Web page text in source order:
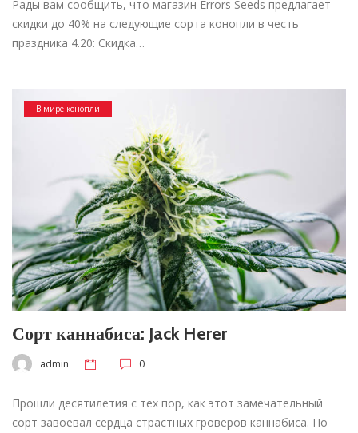
Рады вам сообщить, что магазин Errors Seeds предлагает
скидки до 40% на следующие сорта конопли в честь
праздника 4.20: Скидка…
В мире конопли
Сорт каннабиса: Jack Herer
admin 0
Прошли десятилетия с тех пор, как этот замечательный
сорт завоевал сердца страстных гроверов каннабиса. По